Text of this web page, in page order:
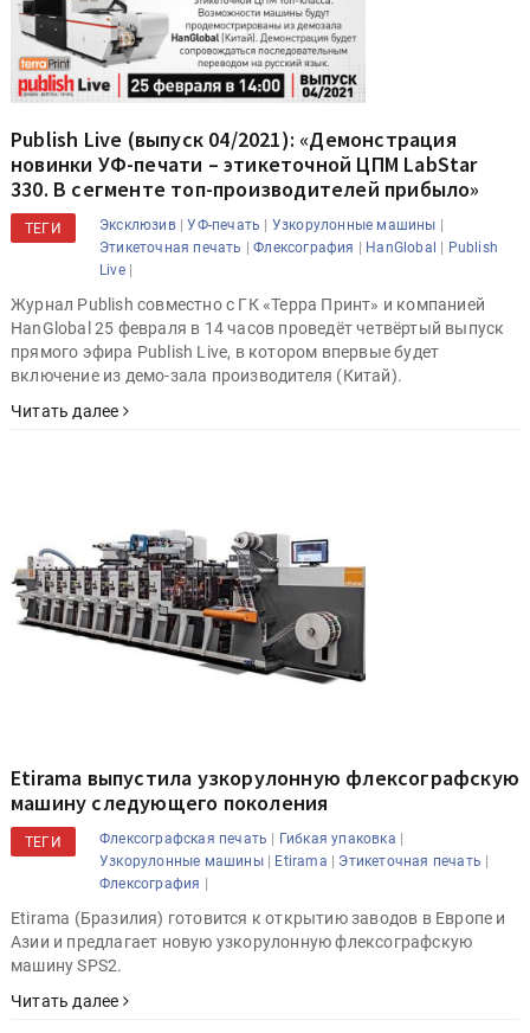
Publish Live (выпуск 04/2021): «Демонстрация
новинки УФ-печати – этикеточной ЦПМ LabStar
330. В сегменте топ-производителей прибыло»
ТЕГИ Эксклюзив|УФ-печать | Узкорулонные машины |
Этикеточная печать |Флексография | HanGlobal | Publish
Live|
Журнал Publish совместно с ГК «Терра Принт» и компанией
HanGlobal 25 февраля в 14 часов проведёт четвёртый выпуск
прямого эфира Publish Live, в котором впервые будет
включение из демо-зала производителя (Китай).
Читать далее
Etirama выпустила узкорулонную флексографскую
машину следующего поколения
ТЕГИ Флексографская печать | Гибкая упаковка |
Узкорулонные машины| Etirama | Этикеточная печать |
Флексография |
Etirama (Бразилия) готовится к открытию заводов в Европе и
Азии и предлагает новую узкорулонную флексографскую
машину SPS2.
Читать далее